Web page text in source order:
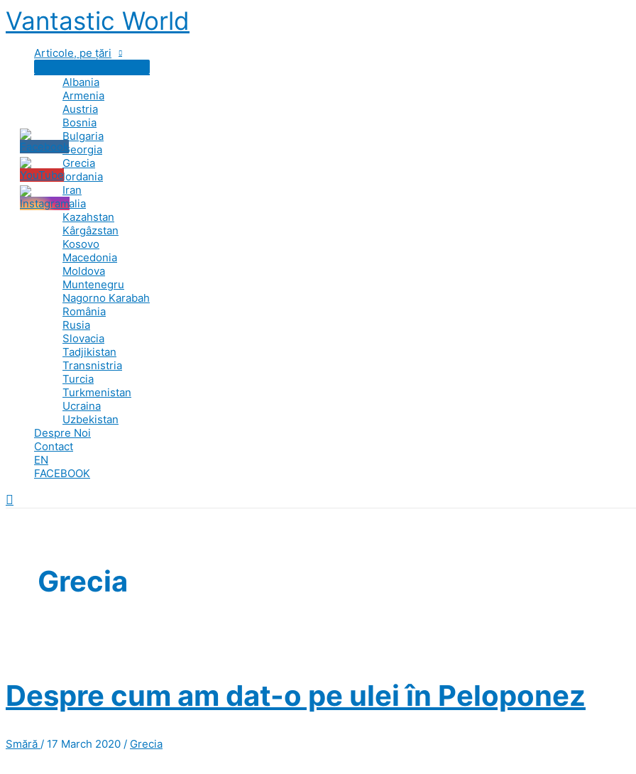
Skip
to
Vantastic World
Articole, pe țări
Albania
Armenia
Austria
Bosnia
Bulgaria
Georgia
Grecia
Iordania
Iran
Italia
Kazahstan
Kârgâzstan
Kosovo
Macedonia
Moldova
Muntenegru
Nagorno Karabah
România
Rusia
Slovacia
Tadjikistan
Transnistria
Turcia
Turkmenistan
Ucraina
Uzbekistan
Despre Noi
Contact
EN
FACEBOOK
Search
Grecia
Despre cum am dat-o pe ulei în Peloponez
Smără / 17 March 2020 / Grecia